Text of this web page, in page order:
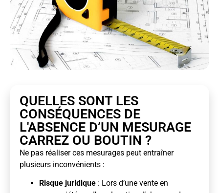
QUELLES SONT LES
CONSÉQUENCES DE
L'ABSENCE D’UN MESURAGE
CARREZ OU BOUTIN ?
Ne pas réaliser ces mesurages peut entraîner
plusieurs inconvénients :
Risque juridique : Lors d’une vente en